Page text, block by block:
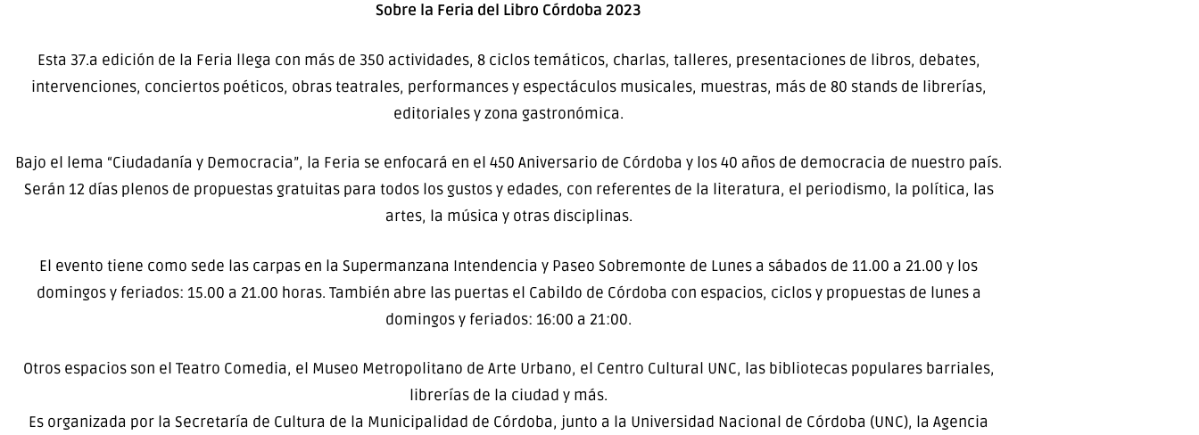
Sobre la Feria del Libro Córdoba 2023
Esta 37.a edición de la Feria llega con más de 350 actividades, 8 ciclos temáticos, charlas, talleres, presentaciones de libros, debates,
intervenciones, conciertos poéticos, obras teatrales, performances y espectáculos musicales, muestras, más de 80 stands de librerías,
editoriales y zona gastronómica.
Bajo el lema “Ciudadanía y Democracia”, la Feria se enfocará en el 450 Aniversario de Córdoba y los 40 años de democracia de nuestro país.
Serán 12 días plenos de propuestas gratuitas para todos los gustos y edades, con referentes de la literatura, el periodismo, la política, las
artes, la música y otras disciplinas.
El evento tiene como sede las carpas en la Supermanzana Intendencia y Paseo Sobremonte de Lunes a sábados de 11.00 a 21.00 y los
domingos y feriados: 15.00 a 21.00 horas. También abre las puertas el Cabildo de Córdoba con espacios, ciclos y propuestas de lunes a
domingos y feriados: 16:00 a 21:00.
Otros espacios son el Teatro Comedia, el Museo Metropolitano de Arte Urbano, el Centro Cultural UNC, las bibliotecas populares barriales,
librerías de la ciudad y más.
Es organizada por la Secretaría de Cultura de la Municipalidad de Córdoba, junto a la Universidad Nacional de Córdoba (UNC), la Agencia